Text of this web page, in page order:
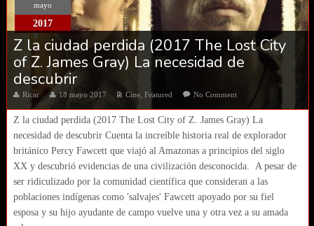
mayo
2017
Z la ciudad perdida (2017 The Lost City
of Z. James Gray) La necesidad de
descubrir
Ricar 18 mayo 2017 Cine, Featured No Comment
Z la ciudad perdida (2017 The Lost City of Z. James Gray) La
necesidad de descubrir Cuenta la increíble historia real de explorador
británico Percy Fawcett que viajó al Amazonas a principios del siglo
XX y descubrió evidencias de una civilización desconocida. A pesar de
ser ridiculizado por la comunidad científica que consideran a las
poblaciones indígenas como 'salvajes' Fawcett apoyado por su fiel
esposa y su hijo ayudante de campo vuelve una y otra vez a su amada